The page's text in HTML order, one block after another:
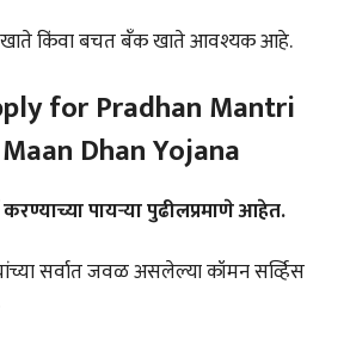
खाते किंवा बचत बँक खाते आवश्यक आहे.
for Pradhan Mantri
Dhan Yojana
पायऱ्या पुढीलप्रमाणे आहेत.
सर्वात जवळ असलेल्या कॉमन सर्व्हिस